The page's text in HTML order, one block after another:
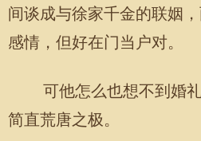
间谈成与徐家千金的联姻
感情，但好在门当户对。
可他怎么也想不到婚
简直荒唐之极。